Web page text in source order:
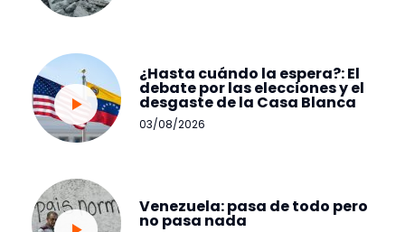
¿Hasta cuándo la espera?: El
debate por las elecciones y el
desgaste de la Casa Blanca
03/08/2026
Venezuela: pasa de todo pero
no pasa nada